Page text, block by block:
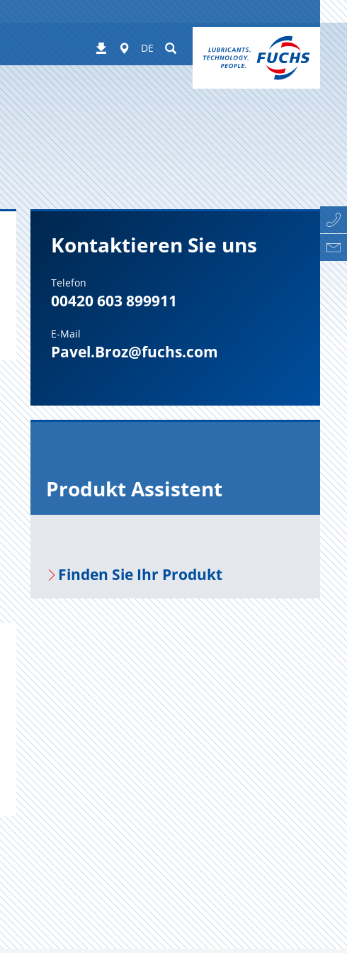
Downloads
Worldwide
DE Suchen
Kontaktieren Sie uns
Telefon
00420 603 899911
E-Mail
Pavel.Broz@fuchs.com
Pro­dukt As­sis­tent
Fin­den Sie Ihr Pro­dukt